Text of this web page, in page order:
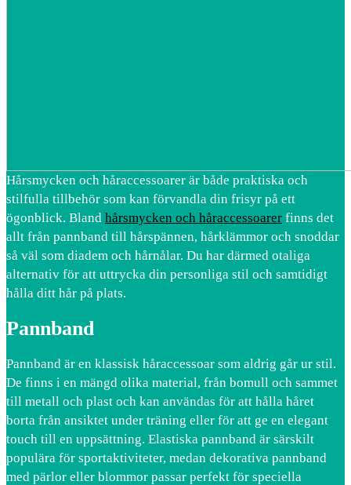
Hårsmycken och håraccessoarer är både praktiska och
stilfulla tillbehör som kan förvandla din frisyr på ett
ögonblick. Bland hårsmycken och håraccessoarer finns det
allt från pannband till hårspännen, hårklämmor och snoddar
så väl som diadem och hårnålar. Du har därmed otaliga
alternativ för att uttrycka din personliga stil och samtidigt
hålla ditt hår på plats.
Pannband
Pannband är en klassisk håraccessoar som aldrig går ur stil.
De finns i en mängd olika material, från bomull och sammet
till metall och plast och kan användas för att hålla håret
borta från ansiktet under träning eller för att ge en elegant
touch till en uppsättning. Elastiska pannband är särskilt
populära för sportaktiviteter, medan dekorativa pannband
med pärlor eller blommor passar perfekt för speciella